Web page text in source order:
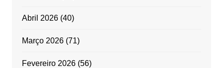
Abril 2026(40)
Março 2026(71)
Fevereiro 2026(56)